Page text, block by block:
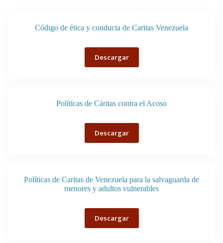
Código de ética y conducta de Caritas Venezuela
Descargar
Políticas de Cáritas contra el Acoso
Descargar
Políticas de Caritas de Venezuela para la salvaguarda de
menores y adultos vulnerables
Descargar